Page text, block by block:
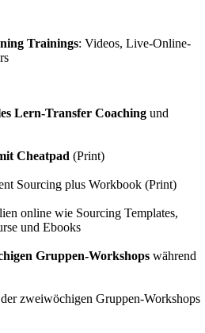
Trainings: Videos, Live-Online-
Lern-Transfer Coaching und
Cheatpad (Print)
Sourcing plus Workbook (Print)
online wie Sourcing Templates,
und Ebooks
Gruppen-Workshops während
zweiwöchigen Gruppen-Workshops